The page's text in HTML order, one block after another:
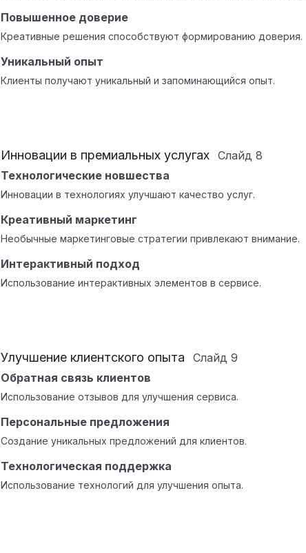
Повышенное доверие
Креативные решения способствуют формированию доверия.
Уникальный опыт
Клиенты получают уникальный и запоминающийся опыт.
Инновации в премиальных услугах Слайд 8
Технологические новшества
Инновации в технологиях улучшают качество услуг.
Креативный маркетинг
Необычные маркетинговые стратегии привлекают внимание.
Интерактивный подход
Использование интерактивных элементов в сервисе.
Улучшение клиентского опыта Слайд 9
Обратная связь клиентов
Использование отзывов для улучшения сервиса.
Персональные предложения
Создание уникальных предложений для клиентов.
Технологическая поддержка
Использование технологий для улучшения опыта.